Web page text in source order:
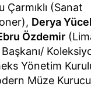
Çarmıklı (Sanat
Derya Yücel
Özdemir
Yönetim
Müze